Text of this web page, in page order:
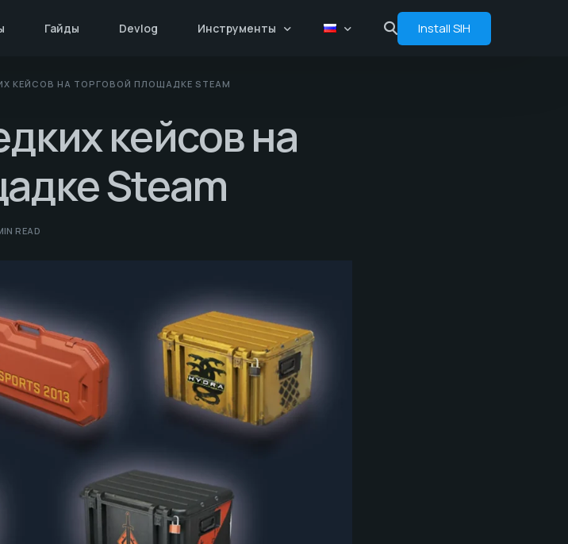
Гайды Devlog Инструменты
Сравнение цен
Аналитика
Бот
Install SIH
КЕЙСОВ НА ТОРГОВОЙ ПЛОЩАДКЕ STEAM
кейсов на
Steam
READ